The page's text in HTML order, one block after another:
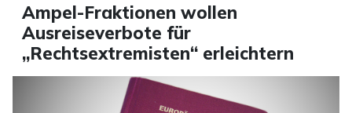
Ampel-Fraktionen wollen
Ausreiseverbote für
„Rechtsextremisten“ erleichtern